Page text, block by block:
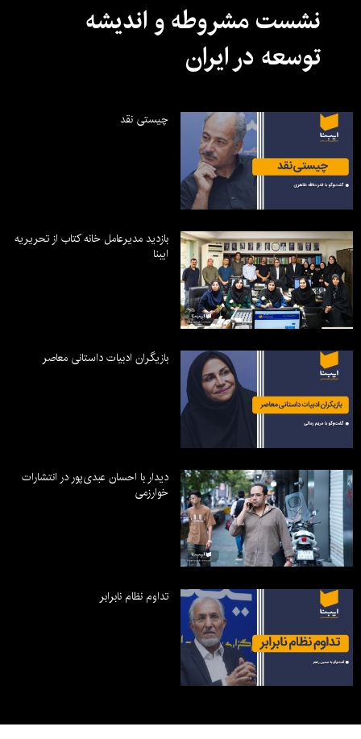
نشست مشروطه و اندیشه
توسعه در ایران
چیستی نقد
بازدید مدیرعامل خانه کتاب از تحریریه
ایبنا
بازیگران ادبیات داستانی معاصر
دیدار با احسان عبدی‌پور در انتشارات
خوارزمی
تداوم نظام نابرابر